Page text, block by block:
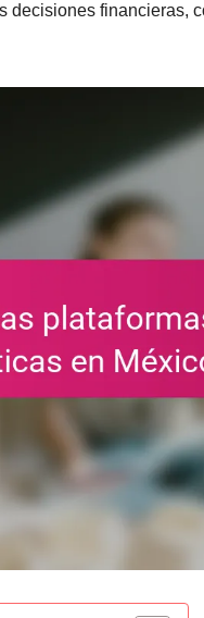
decisiones financieras,